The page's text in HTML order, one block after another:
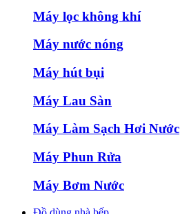
Máy lọc không khí
Máy nước nóng
Máy hút bụi
Máy Lau Sàn
Máy Làm Sạch Hơi Nước
Máy Phun Rửa
Máy Bơm Nước